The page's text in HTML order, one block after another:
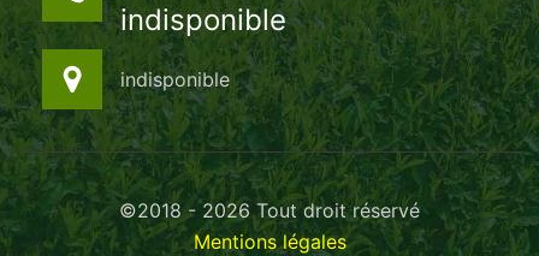
indisponible
indisponible
©2018 - 2026 Tout droit réservé
Mentions légales